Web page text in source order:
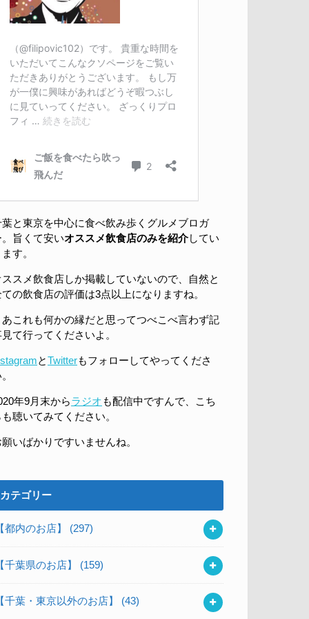
葉と東京を中心に食べ飲み歩くグルメブロガ
。旨くて安いオススメ飲食店のみを紹介してい
す。
ススメ飲食店しか掲載していないので、自然と
ての飲食店の評価は3点以上になりますね。
あこれも何かの縁だと思ってつべこべ言わず記
て行ってくださいよ。
とTwitterもフォローしてやってくださ
年9月末からラジオも配信中ですんで、こち
聴いてみてください。
いばかりですいませんね。
カテゴリー
都内のお店】 (297)
千葉県のお店】 (159)
千葉・東京以外のお店】 (43)